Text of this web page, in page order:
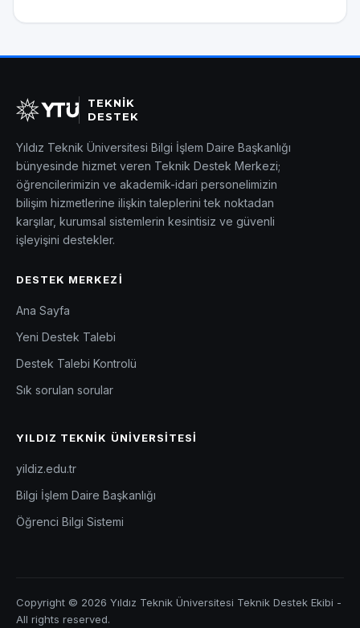
TEKNİK
DESTEK
Yıldız Teknik Üniversitesi Bilgi İşlem Daire Başkanlığı
bünyesinde hizmet veren Teknik Destek Merkezi;
öğrencilerimizin ve akademik-idari personelimizin
bilişim hizmetlerine ilişkin taleplerini tek noktadan
karşılar, kurumsal sistemlerin kesintisiz ve güvenli
işleyişini destekler.
DESTEK MERKEZI
Ana Sayfa
Yeni Destek Talebi
Destek Talebi Kontrolü
Sık sorulan sorular
YILDIZ TEKNIK ÜNIVERSITESI
yildiz.edu.tr
Bilgi İşlem Daire Başkanlığı
Öğrenci Bilgi Sistemi
Copyright © 2026 Yıldız Teknik Üniversitesi Teknik Destek Ekibi -
All rights reserved.